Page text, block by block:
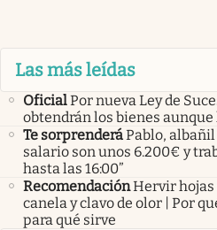
Las más leídas
OficialPor nueva Ley de
obtendrán los bienes
Te sorprenderáPablo,
salario son unos 6.200€ y
hasta las 16:00”
RecomendaciónHervir hojas
canela y clavo de olor | Por
para qué sirve